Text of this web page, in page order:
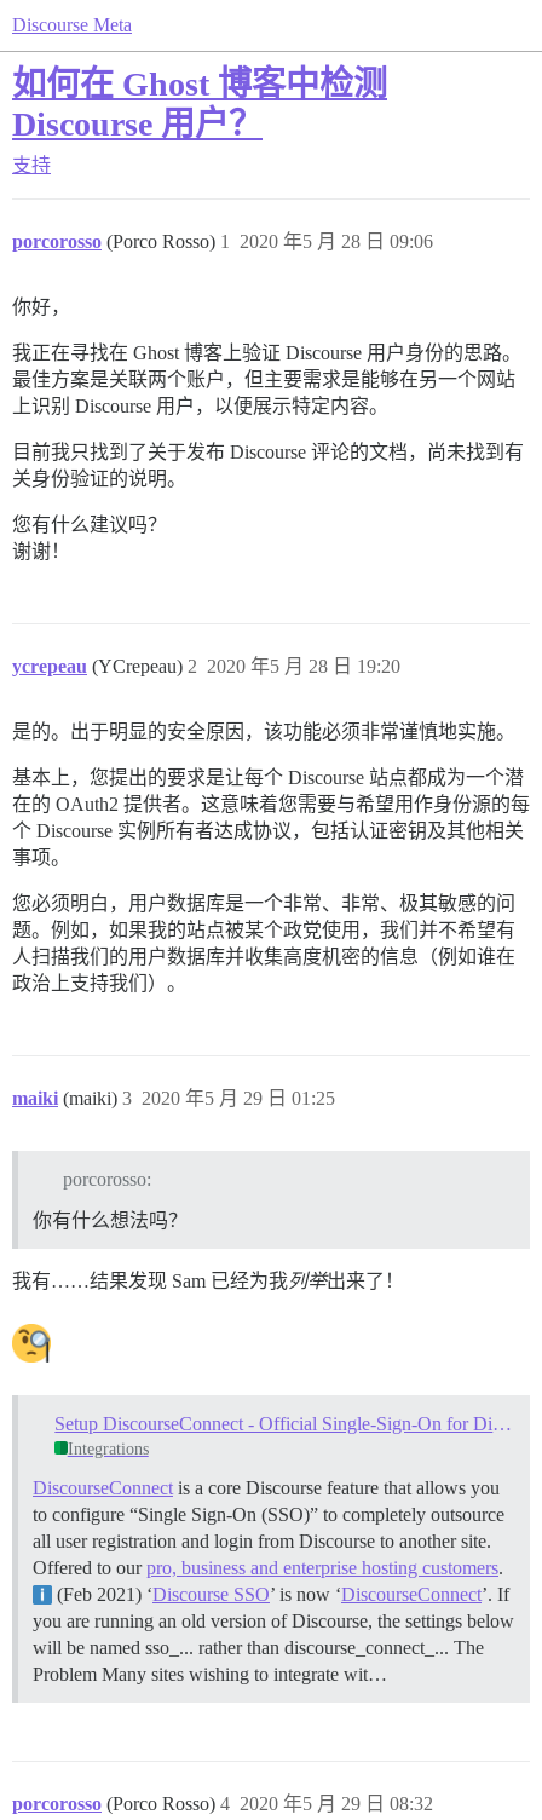
Discourse Meta
如何在 Ghost 博客中检测
Discourse 用户？
支持
porcorosso (Porco Rosso) 2020 年5 月 28 日 09:06
1
你好，
我正在寻找在 Ghost 博客上验证 Discourse 用户身份的思路。
最佳方案是关联两个账户，但主要需求是能够在另一个网站
上识别 Discourse 用户，以便展示特定内容。
目前我只找到了关于发布 Discourse 评论的文档，尚未找到有
关身份验证的说明。
您有什么建议吗？
谢谢！
ycrepeau (YCrepeau) 2020 年5 月 28 日 19:20
2
是的。出于明显的安全原因，该功能必须非常谨慎地实施。
基本上，您提出的要求是让每个 Discourse 站点都成为一个潜
在的 OAuth2 提供者。这意味着您需要与希望用作身份源的每
个 Discourse 实例所有者达成协议，包括认证密钥及其他相关
事项。
您必须明白，用户数据库是一个非常、非常、极其敏感的问
题。例如，如果我的站点被某个政党使用，我们并不希望有
人扫描我们的用户数据库并收集高度机密的信息（例如谁在
政治上支持我们）。
maiki (maiki) 2020 年5 月 29 日 01:25
3
porcorosso:
你有什么想法吗？
我有……结果发现 Sam 已经为我列举出来了！
Setup DiscourseConnect - Official Single-Sign-On for Discourse (sso)
Integrations
DiscourseConnect is a core Discourse feature that allows you
to configure “Single Sign-On (SSO)” to completely outsource
all user registration and login from Discourse to another site.
Offered to ourpro, business and enterprise hosting customers.
(Feb 2021) ‘Discourse SSO’ is now ‘DiscourseConnect’. If
you are running an old version of Discourse, the settings below
will be named sso_... rather than discourse_connect_... The
Problem Many sites wishing to integrate wit…
porcorosso (Porco Rosso) 2020 年5 月 29 日 08:32
4